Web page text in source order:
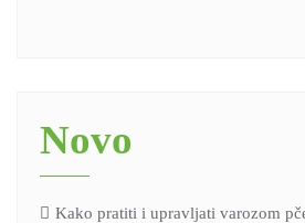
Novo
Kako pratiti i upravljati varozom